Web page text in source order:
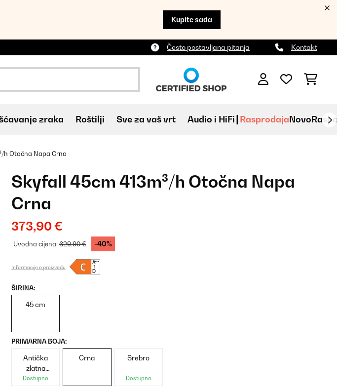
Kupite sada
Često postavljana pitanja Kontakt
zraka Roštilji Sve za vaš vrt Audio i HiFi RasprodajaNovo
h Otočna Napa Crna
Skyfall 45cm 413m³/h Otočna Napa
Crna
373,90 €
Uvodna cijena:629,90 € -40%
Informacije o proizvodu
ŠIRINA:
45 cm
PRIMARNA BOJA:
Antička
zlatna
metalik
Dostupno
Crna Srebro
Dostupno